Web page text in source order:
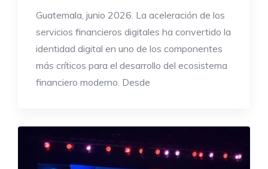
Guatemala, junio 2026. La aceleración de los
servicios financieros digitales ha convertido la
identidad digital en uno de los componentes
más críticos para el desarrollo del ecosistema
financiero moderno. Desde